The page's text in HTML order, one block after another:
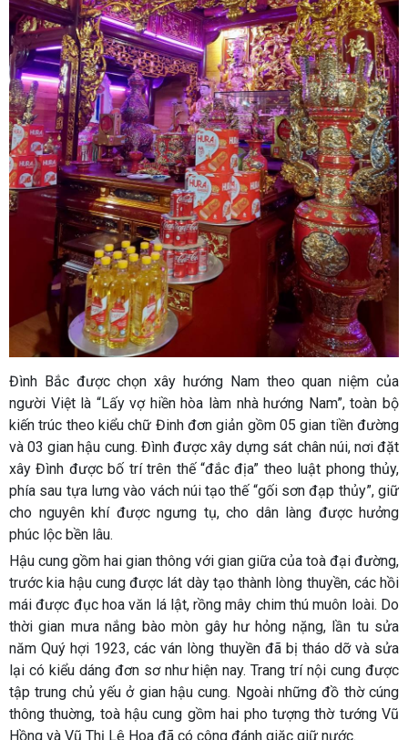
Đình Bắc được chọn xây hướng Nam theo quan niệm của
người Việt là “Lấy vợ hiền hòa làm nhà hướng Nam”, toàn bộ
kiến trúc theo kiểu chữ Đinh đơn giản gồm 05 gian tiền đường
và 03 gian hậu cung. Đình được xây dựng sát chân núi, nơi đặt
xây Đình được bố trí trên thế “đắc địa” theo luật phong thủy,
phía sau tựa lưng vào vách núi tạo thế “gối sơn đạp thủy”, giữ
cho nguyên khí được ngưng tụ, cho dân làng được hưởng
phúc lộc bền lâu.
Hậu cung gồm hai gian thông với gian giữa của toà đại đường,
trước kia hậu cung được lát dày tạo thành lòng thuyền, các hồi
mái được đục hoa văn lá lật, rồng mây chim thú muôn loài. Do
thời gian mưa nắng bào mòn gây hư hỏng nặng, lần tu sửa
năm Quý hợi 1923, các ván lòng thuyền đã bị tháo dỡ và sửa
lại có kiểu dáng đơn sơ như hiện nay. Trang trí nội cung được
tập trung chủ yếu ở gian hậu cung. Ngoài những đồ thờ cúng
thông thuờng, toà hậu cung gồm hai pho tượng thờ tướng Vũ
Hồng và Vũ Thị Lê Hoa đã có công đánh giặc giữ nước.